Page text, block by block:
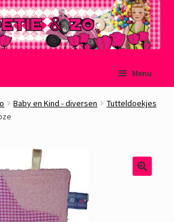
Menu
Baby en Kind - diversen
Tutteldoekjes